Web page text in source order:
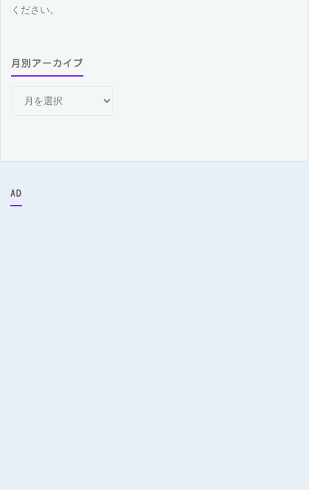
ください。
月別アーカイブ
カ
ブ
AD